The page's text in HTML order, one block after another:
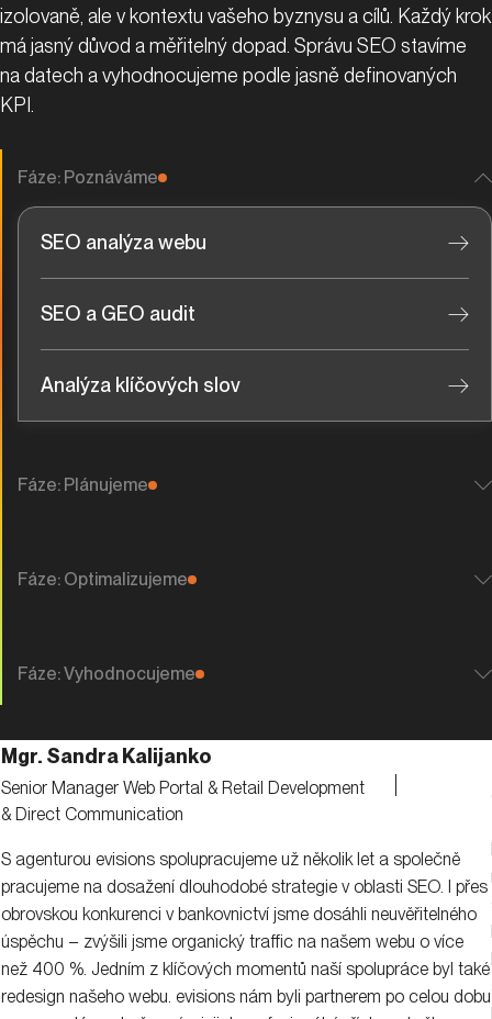
izolovaně, ale v kontextu vašeho byznysu a cílů. Každý krok
má jasný důvod a měřitelný dopad. Správu SEO stavíme
na datech a vyhodnocujeme podle jasně definovaných
KPI.
Fáze: Poznáváme
SEO analýza webu
SEO a GEO audit
Analýza klíčových slov
Fáze: Plánujeme
Fáze: Optimalizujeme
Fáze: Vyhodnocujeme
S agenturou evisions spolupracujeme už několik let a společně
pracujeme na dosažení dlouhodobé strategie v oblasti SEO. I přes
obrovskou konkurenci v bankovnictví jsme dosáhli neuvěřitelného
úspěchu – zvýšili jsme organický traffic na našem webu o více
než 400 %. Jedním z klíčových momentů naší spolupráce byl také
redesign našeho webu. evisions nám byli partnerem po celou dobu
Mgr. Sandra Kalijanko
Senior Manager Web Portal & Retail Development
& Direct Communication